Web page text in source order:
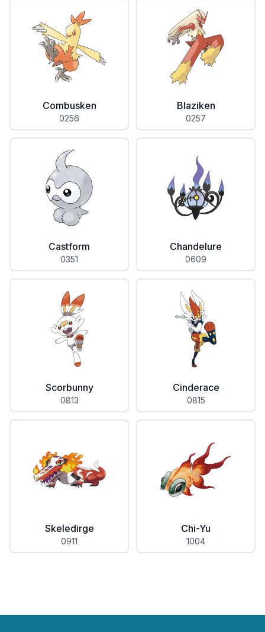
Combusken
0256
Blaziken
0257
Castform
0351
Chandelure
0609
Scorbunny
0813
Cinderace
0815
Skeledirge
0911
Chi-Yu
1004